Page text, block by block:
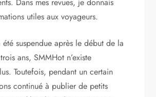
Dans mes revues, je donnais
utiles aux voyageurs.
suspendue après le début de la
ans, SMMHot n’existe
Toutefois, pendant un certain
continué à publier de petits